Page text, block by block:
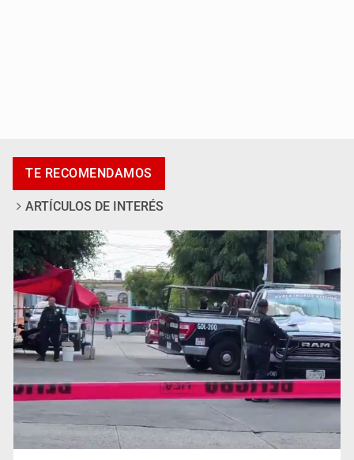
Asesinan a tres luego de dos ataques armados
Mujer resulta lesionada tras ataque de pitbull en
Zapopan
TE RECOMENDAMOS
ARTÍCULOS DE INTERÉS